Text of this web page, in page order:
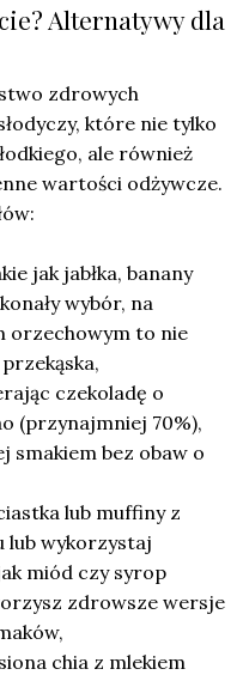
Alternatywy dla
zdrowych
które nie tylko
ale również
wartości odżywcze.
jak jabłka, banany
wybór, na
orzechowym to nie
czekoladę o
(przynajmniej 70%),
smakiem bez obaw o
lub muffiny z
lub wykorzystaj
miód czy syrop
zdrowsze wersje
chia z mlekiem